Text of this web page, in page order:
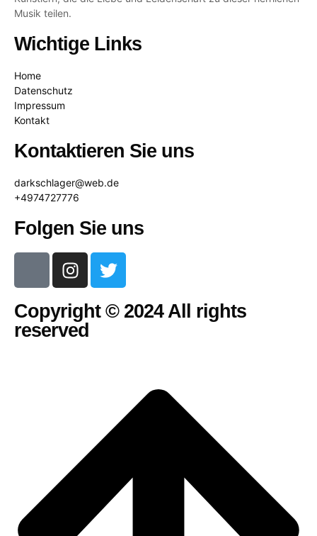
Musik teilen.
Wichtige Links
Home
Datenschutz
Impressum
Kontakt
Kontaktieren Sie uns
darkschlager@web.de
+4974727776
Folgen Sie uns
Copyright © 2024 All rights
reserved